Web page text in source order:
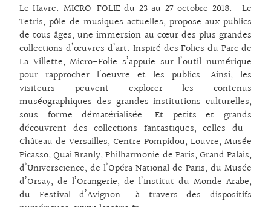
Le Havre. MICRO-FOLIE du 23 au 27 octobre 2018. Le
Tetris, pôle de musiques actuelles, propose aux publics
de tous âges, une immersion au cœur des plus grandes
collections d’œuvres d’art. Inspiré des Folies du Parc de
La Villette, Micro-Folie s’appuie sur l’outil numérique
pour rapprocher l’oeuvre et les publics. Ainsi, les
visiteurs peuvent explorer les contenus
muséographiques des grandes institutions culturelles,
sous forme dématérialisée. Et petits et grands
découvrent des collections fantastiques, celles du :
Château de Versailles, Centre Pompidou, Louvre, Musée
Picasso, Quai Branly, Philharmonie de Paris, Grand Palais,
d’Universcience, de l’Opéra National de Paris, du Musée
d’Orsay, de l’Orangerie, de l’Institut du Monde Arabe,
du Festival d’Avignon… à travers des dispositifs